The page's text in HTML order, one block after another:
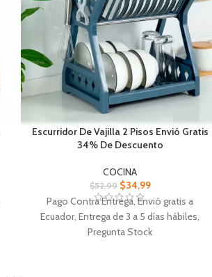
Escurridor De Vajilla 2 Pisos Envió Gratis
34% De Descuento
COCINA
$52,99 $34,99
Pago Contra Entrega, Envió gratis a
Ecuador, Entrega de 3 a 5 días hábiles,
Pregunta Stock